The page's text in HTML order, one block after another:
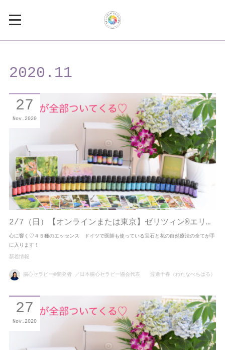
2020 . 11
2/7（日）【オンラインまたは東京】ゼリツィン®エリ…
心に響く♡４５種のエッセンス ドイツで医師も使っている宝石と花の自然療法の全てが手
に入ります！
27
Nov 2020
新着情報
腸心セラピー®開発者 ／日本腸心セラピー協会代表 渡邊千春（わたなべちはる）
27
Nov 2020